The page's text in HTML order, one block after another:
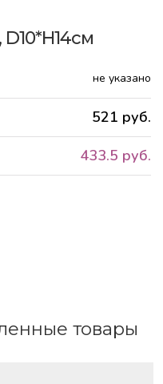
D10*H14cм
не указано
521 руб.
433.5 руб.
товары